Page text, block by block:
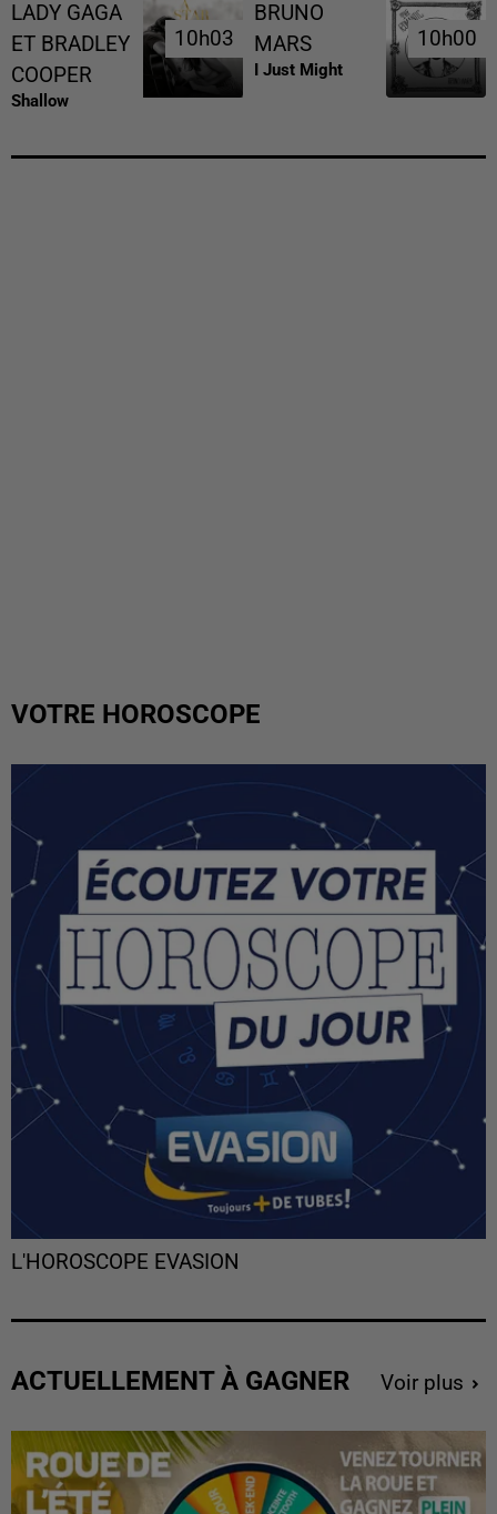
LADY GAGA
ET BRADLEY
COOPER
Shallow
10h03
10h03
BRUNO
MARS
I Just Might
10h00
10h00
VOTRE HOROSCOPE
L'HOROSCOPE EVASION
ACTUELLEMENT À GAGNER Voir plus